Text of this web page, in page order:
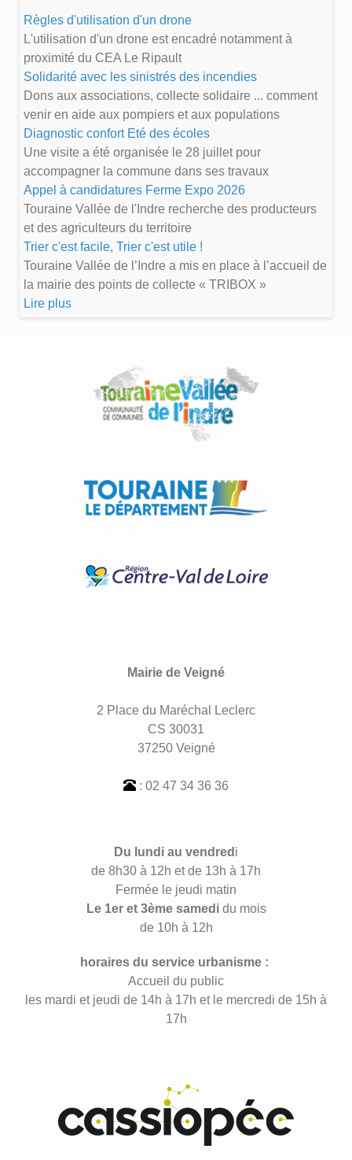
Règles d'utilisation d'un drone
L'utilisation d'un drone est encadré notamment à
proximité du CEA Le Ripault
Solidarité avec les sinistrés des incendies
Dons aux associations, collecte solidaire ... comment
venir en aide aux pompiers et aux populations
Diagnostic confort Eté des écoles
Une visite a été organisée le 28 juillet pour
accompagner la commune dans ses travaux
Appel à candidatures Ferme Expo 2026
Touraine Vallée de l'Indre recherche des producteurs
et des agriculteurs du territoire
Trier c'est facile, Trier c'est utile !
Touraine Vallée de l’Indre a mis en place à l’accueil de
la mairie des points de collecte « TRIBOX »
Lire plus
Mairie de Veigné
2 Place du Maréchal Leclerc
CS 30031
37250 Veigné
: 02 47 34 36 36
Du lundi au vendred i
de 8h30 à 12h et de 13h à 17h
Fermée le jeudi matin
Le 1er et 3ème samedidu mois
de 10h à 12h
horaires du service urbanisme :
Accueil du public
les mardi et jeudi de 14h à 17h et le mercredi de 15h à
17h